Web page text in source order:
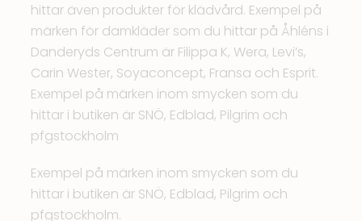
hittar även produkter för klädvård. Exempel på
märken för damkläder som du hittar på Åhléns i
Danderyds Centrum är Filippa K, Wera, Levi’s,
Carin Wester, Soyaconcept, Fransa och Esprit.
Exempel på märken inom smycken som du
hittar i butiken är SNÖ, Edblad, Pilgrim och
pfgstockholm
Exempel på märken inom smycken som du
hittar i butiken är SNÖ, Edblad, Pilgrim och
pfgstockholm.